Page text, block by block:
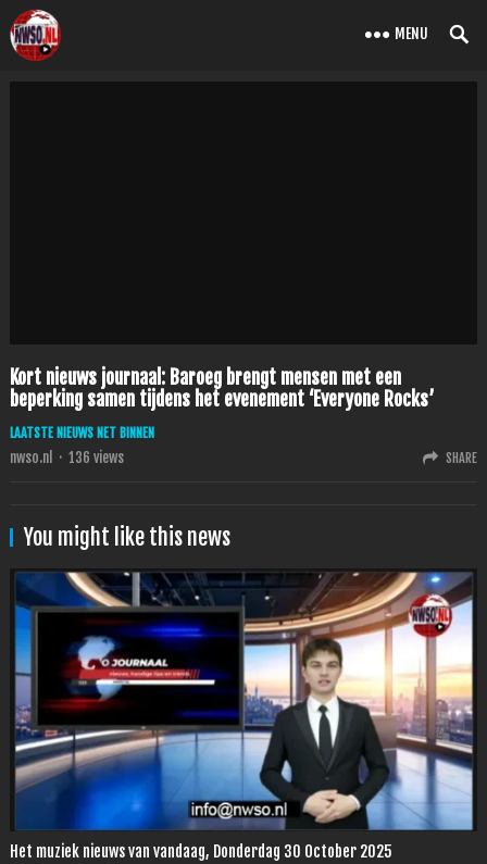
MENU
Kort nieuws journaal: Baroeg brengt mensen met een
beperking samen tijdens het evenement ‘Everyone Rocks’
LAATSTE NIEUWS NET BINNEN
nwso.nl · 136 views SHARE
You might like this news
Het muziek nieuws van vandaag, Donderdag 30 October 2025